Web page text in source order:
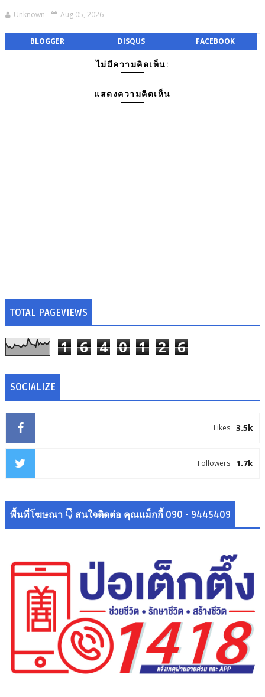
Unknown Aug 05, 2026
BLOGGER DISQUS FACEBOOK
ไม่มีความคิดเห็น:
แสดงความคิดเห็น
TOTAL PAGEVIEWS
1 6 4 0 1 2 6
SOCIALIZE
3.5k
Likes
1.7k
Followers
พื้นที่โฆษณา 👇 สนใจติดต่อ คุณแม็กกี้ 090 - 9445409